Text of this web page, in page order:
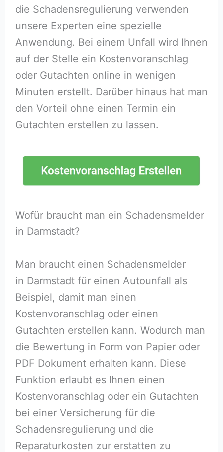
die Schadensregulierung verwenden
unsere Experten eine spezielle
Anwendung. Bei einem Unfall wird Ihnen
auf der Stelle ein Kostenvoranschlag
oder Gutachten online in wenigen
Minuten erstellt. Darüber hinaus hat man
den Vorteil ohne einen Termin ein
Gutachten erstellen zu lassen.
Wofür braucht man ein Schadensmelder
in Darmstadt?
Man braucht einen Schadensmelder
in Darmstadt für einen Autounfall als
Beispiel, damit man einen
Kostenvoranschlag oder einen
Gutachten erstellen kann. Wodurch man
die Bewertung in Form von Papier oder
PDF Dokument erhalten kann. Diese
Funktion erlaubt es Ihnen einen
Kostenvoranschlag oder ein Gutachten
bei einer Versicherung für die
Schadensregulierung und die
Reparaturkosten zur erstatten zu